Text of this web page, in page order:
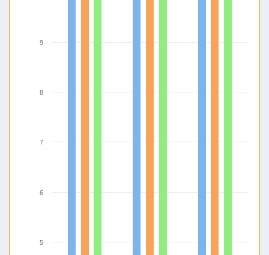
5
6
7
8
9